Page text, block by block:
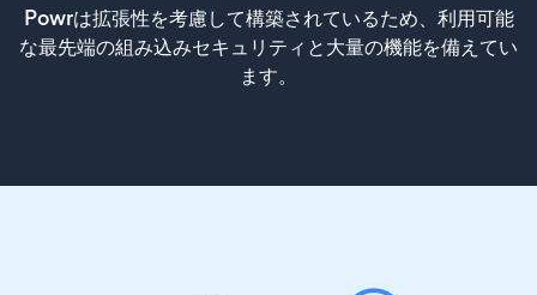
Powrは拡張性を考慮して構築されているため、利用可能
な最先端の組み込みセキュリティと大量の機能を備えてい
ます。